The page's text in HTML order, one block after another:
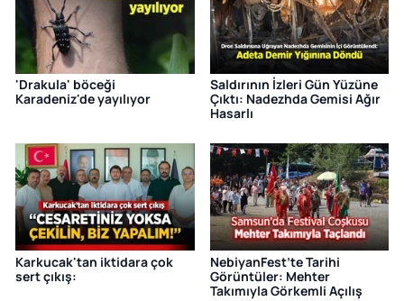
'Drakula' böceği
Karadeniz'de yayılıyor
Saldırının İzleri Gün Yüzüne
Çıktı: Nadezhda Gemisi Ağır
Hasarlı
Karkucak'tan iktidara çok
sert çıkış:
NebiyanFest’te Tarihi
Görüntüler: Mehter
Takımıyla Görkemli Açılış